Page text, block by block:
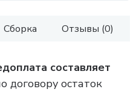
Сборка Отзывы (0)
составляет
договору остаток